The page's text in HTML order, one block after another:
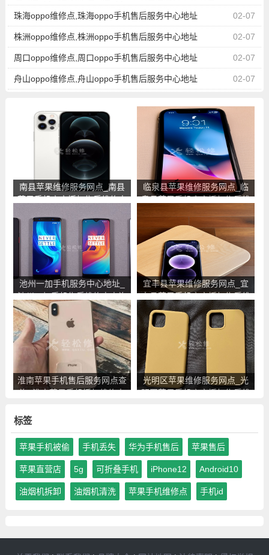
02-07
珠海oppo维修点,珠海oppo手机售后服务中心地址
02-07
株洲oppo维修点,株洲oppo手机售后服务中心地址
02-07
周口oppo维修点,周口oppo手机售后服务中心地址
02-07
舟山oppo维修点,舟山oppo手机售后服务中心地址
南县苹果维修服务网点_南县
苹果手机官方授权售后维修中
临泉县苹果维修服务网点_临
泉县苹果手机官方授权售后维
池州一加手机服务中心地址_
池州一加手机售后维修点查询
宜丰县苹果维修服务网点_宜
丰县苹果手机官方授权售后维
修中心地址电话
淮南苹果手机售后服务网点查
询_淮南苹果手机授权维修中
光明区苹果维修服务网点_光
明区苹果手机官方授权售后维
标签
苹果手机被偷 手机丢失 华为手机售后 苹果售后
苹果直营店 5g 可折叠手机 iPhone12 Android10
油烟机拆卸 油烟机清洗 苹果手机维修点 手机id